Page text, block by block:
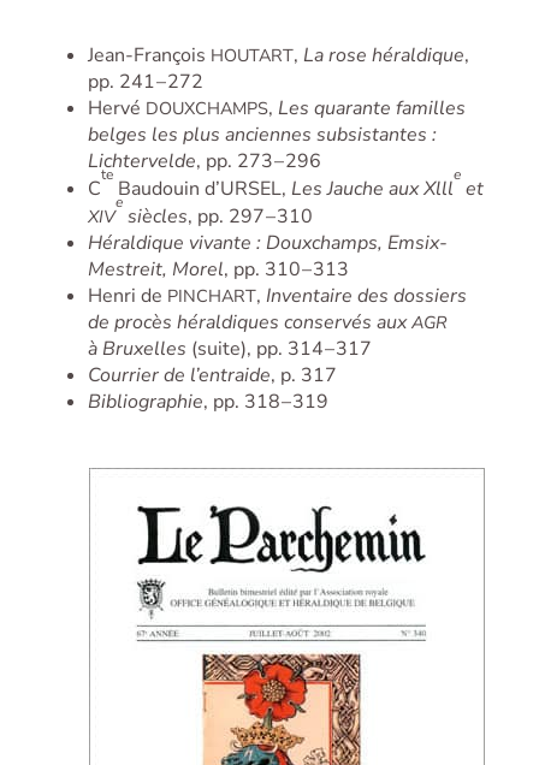
Jean-François HOUTART, La rose héraldique,
pp. 241 – 272
Hervé DOUXCHAMPS, Les quarante familles
belges les plus anciennes subsistantes :
Lichtervelde, pp. 273 – 296
C
te
Baudouin d’URSEL, Les Jauche aux Xlll
e
et
XIV
e
siècles, pp. 297 – 310
Héraldique vivante : Douxchamps, Emsix-
Mestreit, Morel, pp. 310 – 313
Henri de PINCHART, Inventaire des dossiers
de procès héraldiques conservés auxAGR
à Bruxelles (suite), pp. 314 – 317
Courrier de l’entraide, p. 317
Bibliographie, pp. 318 – 319